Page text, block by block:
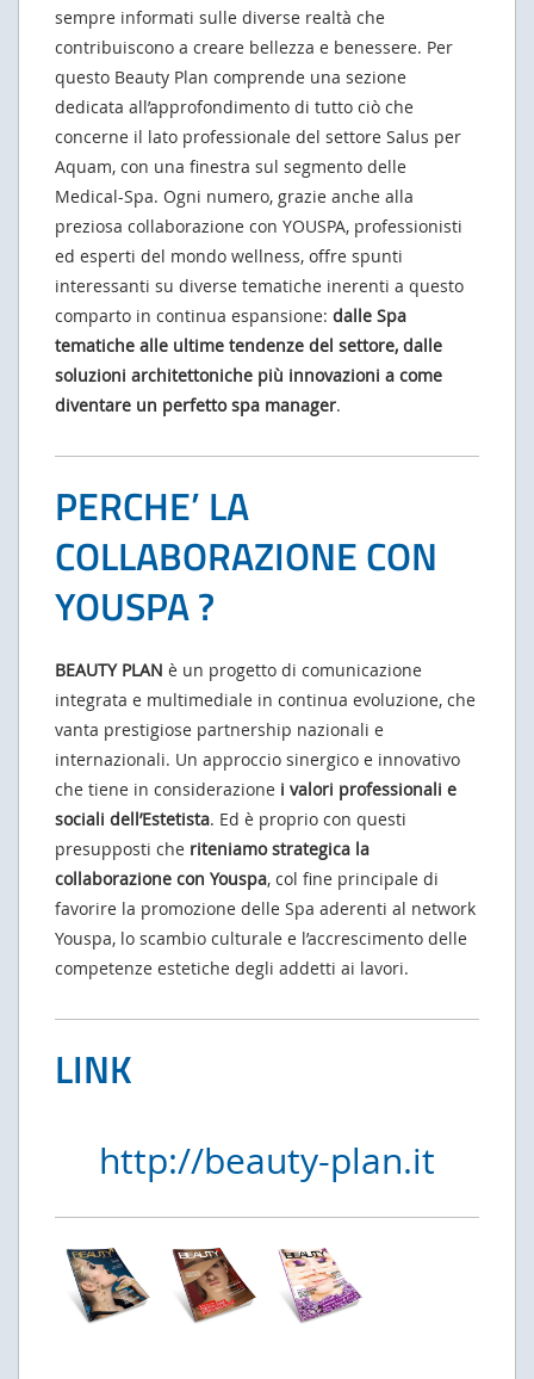
sempre informati sulle diverse realtà che
contribuiscono a creare bellezza e benessere. Per
questo Beauty Plan comprende una sezione
dedicata all’approfondimento di tutto ciò che
concerne il lato professionale del settore Salus per
Aquam, con una finestra sul segmento delle
Medical-Spa. Ogni numero, grazie anche alla
preziosa collaborazione con YOUSPA, professionisti
ed esperti del mondo wellness, offre spunti
interessanti su diverse tematiche inerenti a questo
comparto in continua espansione: dalle Spa
tematiche alle ultime tendenze del settore, dalle
soluzioni architettoniche più innovazioni a come
diventare un perfetto spa manager.
PERCHE’ LA
COLLABORAZIONE CON
YOUSPA ?
BEAUTY PLAN è un progetto di comunicazione
integrata e multimediale in continua evoluzione, che
vanta prestigiose partnership nazionali e
internazionali. Un approccio sinergico e innovativo
che tiene in considerazione i valori professionali e
sociali dell’Estetista. Ed è proprio con questi
presupposti che riteniamo strategica la
collaborazione con Youspa, col fine principale di
favorire la promozione delle Spa aderenti al network
Youspa, lo scambio culturale e l’accrescimento delle
competenze estetiche degli addetti ai lavori.
LINK
http://beauty-plan.it